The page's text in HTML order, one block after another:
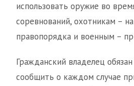
использовать оружие во
соревнований, охотникам –
правопорядка и военным –
Гражданский владелец
сообщить о каждом случае